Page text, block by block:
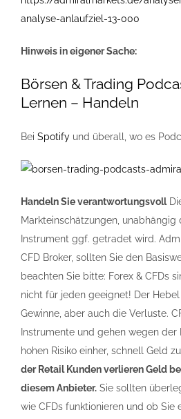
analyse-anlaufziel-13-000
Hinweis in eigener Sache:
Börsen & Trading
Lernen – Handeln
Bei Spotify und überall, wo es
Handeln Sie verantwortungsvoll
Markteinschätzungen, unabhängig
Instrument ggf. getradet wird.
CFD Broker, sollten Sie den
beachten Sie bitte: Forex & CFDs
nicht für jeden geeignet! Der
Gewinne, aber auch die Verluste.
Instrumente und gehen wegen
hohen Risiko einher, schnell Geld
der Retail Kunden verlieren Geld
diesem Anbieter. Sie sollten
wie CFDs funktionieren und ob Sie